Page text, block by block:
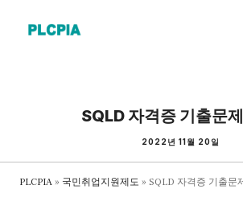
SQLD 자격증 기출문
2022년 11월 20일
PLCPIA » 국민취업지원제도 » SQLD 자격증 기출문